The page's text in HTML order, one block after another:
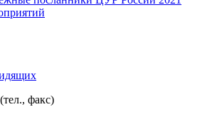
факс)